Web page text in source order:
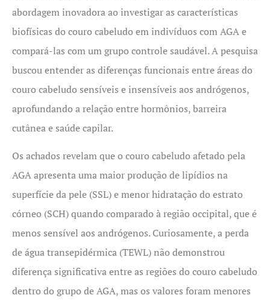
abordagem inovadora ao investigar as características
biofísicas do couro cabeludo em indivíduos com AGA e
compará-las com um grupo controle saudável. A pesquisa
buscou entender as diferenças funcionais entre áreas do
couro cabeludo sensíveis e insensíveis aos andrógenos,
aprofundando a relação entre hormônios, barreira
cutânea e saúde capilar.
Os achados revelam que o couro cabeludo afetado pela
AGA apresenta uma maior produção de lipídios na
superfície da pele (SSL) e menor hidratação do estrato
córneo (SCH) quando comparado à região occipital, que é
menos sensível aos andrógenos. Curiosamente, a perda
de água transepidérmica (TEWL) não demonstrou
diferença significativa entre as regiões do couro cabeludo
dentro do grupo de AGA, mas os valores foram menores